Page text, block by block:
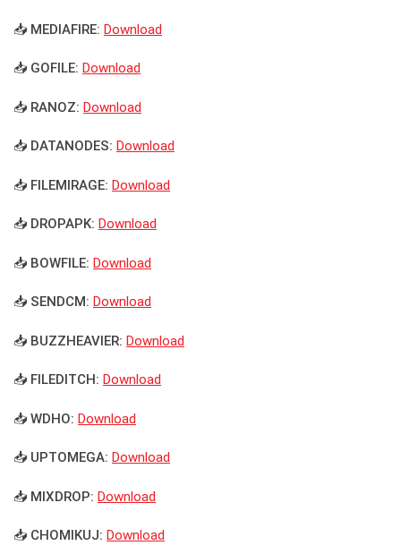
📥 MEDIAFIRE: Download
📥 GOFILE: Download
📥 RANOZ: Download
📥 DATANODES: Download
📥 FILEMIRAGE: Download
📥 DROPAPK: Download
📥 BOWFILE: Download
📥 SENDCM: Download
📥 BUZZHEAVIER: Download
📥 FILEDITCH: Download
📥 WDHO: Download
📥 UPTOMEGA: Download
📥 MIXDROP: Download
📥 CHOMIKUJ: Download